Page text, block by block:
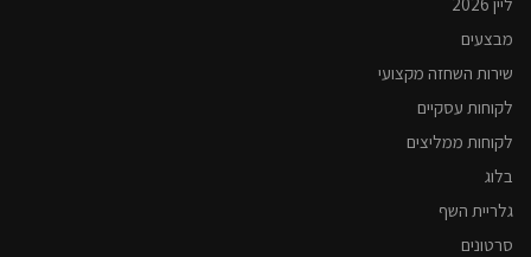
מבצעים
שירות השחזה מקצועי
לקוחות עסקיים
לקוחות ממליצים
בלוג
גלריית השף
סרטונים